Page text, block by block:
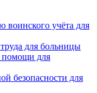
воинского учёта для
для больницы
помощи для
безопасности для